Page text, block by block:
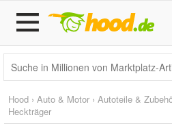
Hood › Auto & Motor › Autoteile &
Heckträger